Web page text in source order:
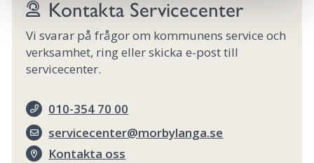
Kontakta Servicecenter
Vi svarar på frågor om kommunens service och
verksamhet, ring eller skicka e-post till
servicecenter.
010-354 70 00
servicecenter@morbylanga.se
Kontakta oss